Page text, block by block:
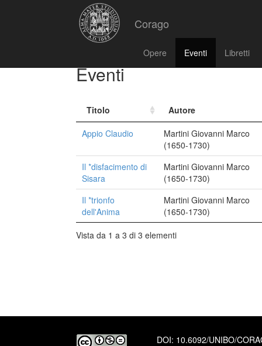
Corago
Opere Eventi Libretti
Eventi
Titolo
Autore
Appio Claudio
Martini Giovanni Marco
(1650-1730)
Il *disfacimento di
Sisara
Martini Giovanni Marco
(1650-1730)
Il *trionfo
dell'Anima
Martini Giovanni Marco
(1650-1730)
Vista da 1 a 3 di 3 elementi
DOI: 10.6092/UNIBO/